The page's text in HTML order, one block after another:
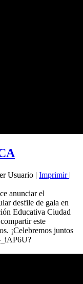
Usuario | Imprimir |
anunciar el
desfile de gala en
Educativa Ciudad
este
¡Celebremos juntos
_iAP6U?